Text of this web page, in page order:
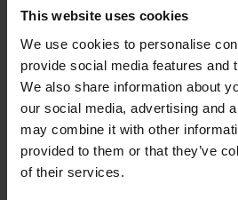
This website uses cookies
We use cookies to personalise
provide social media features and
We also share information about
our social media, advertising and
may combine it with other
provided to them or that they’ve
of their services.
indywidualnie dla każdego
znacznie korzystniejszy niż przy
ogólnodostępnych (ceny podane
w przypadku większych grup.
Zapytaj i zaproponuj termin